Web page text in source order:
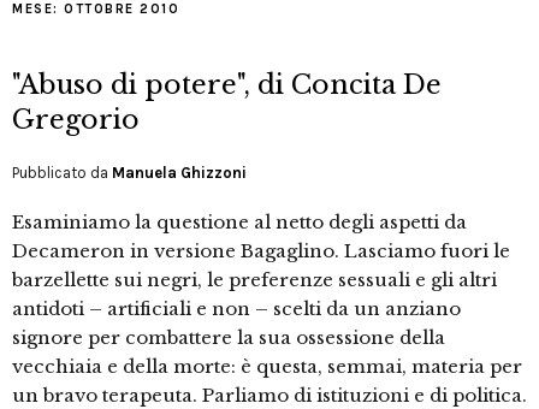
MESE: OTTOBRE 2010
"Abuso di potere", di Concita De
Gregorio
Pubblicato da Manuela Ghizzoni
Esaminiamo la questione al netto degli aspetti da
Decameron in versione Bagaglino. Lasciamo fuori le
barzellette sui negri, le preferenze sessuali e gli altri
antidoti – artificiali e non – scelti da un anziano
signore per combattere la sua ossessione della
vecchiaia e della morte: è questa, semmai, materia per
un bravo terapeuta. Parliamo di istituzioni e di politica.